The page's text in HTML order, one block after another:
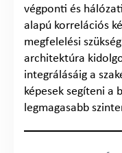
végponti és
alapú korrelációs
megfelelési
architektúra
integrálásáig a
képesek segíteni a
legmagasabb